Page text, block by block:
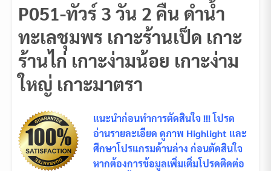
P051-ทัวร์ 3 วัน 2 คืน ดำน้ำ
ทะเลชุมพร เกาะร้านเป็ด เกาะ
ร้านไก่ เกาะง่ามน้อย เกาะง่าม
ใหญ่ เกาะมาตรา
แนะนำก่อนทำการตัดสินใจ !!! โปรด
อ่านรายละเอียด ดูภาพ Highlight และ
ศึกษาโปรแกรมด้านล่าง ก่อนตัดสินใจ
หากต้องการข้อมูลเพิ่มเติ่มโปรดติดต่อ